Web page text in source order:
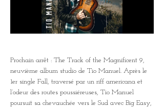
Prochain arrêt : The Track of the Magnificent 9,
neuvième album studio de Tio Manuel. Après le
1er single Fall, traversé par un riff americana et
l’odeur des routes poussiéreuses, Tio Manuel
poursuit sa chevauchée vers le Sud avec Big Easy,